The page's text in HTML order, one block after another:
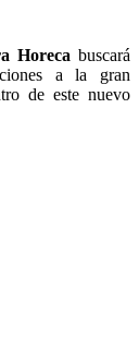
Horeca buscará
a la gran
de este nuevo